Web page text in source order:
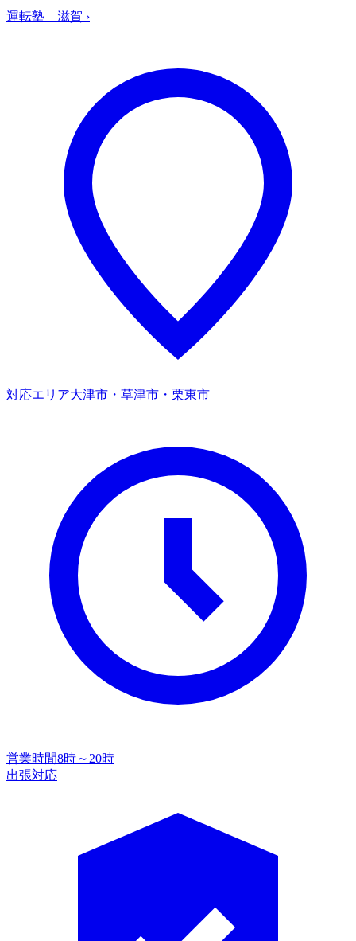
運転塾 滋賀 ›
対応エリア大津市・草津市・栗東市
営業時間8時～20時
出張対応